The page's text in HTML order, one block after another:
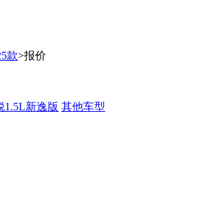
款>报价
1.5L新逸版 其他车型